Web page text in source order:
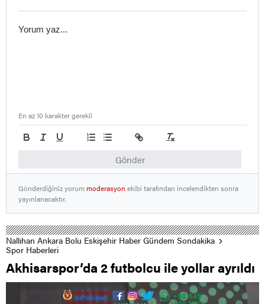
Gönder
En az 10 karakter gerekli
Gönderdiğiniz yorummoderasyon ekibi tarafından incelendikten sonra
yayınlanacaktır.
Nallıhan Ankara Bolu Eskişehir Haber Gündem Sondakika
Spor Haberleri
Akhisarspor’da 2 futbolcu ile yollar ayrıldı